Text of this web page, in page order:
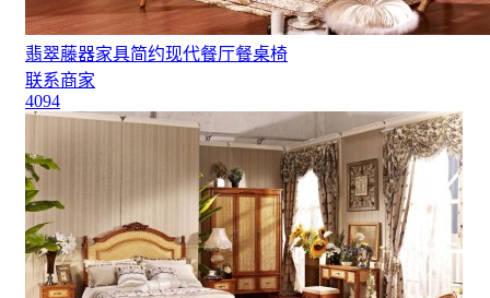
翡翠藤器家具简约现代餐厅餐桌椅
联系商家
4094